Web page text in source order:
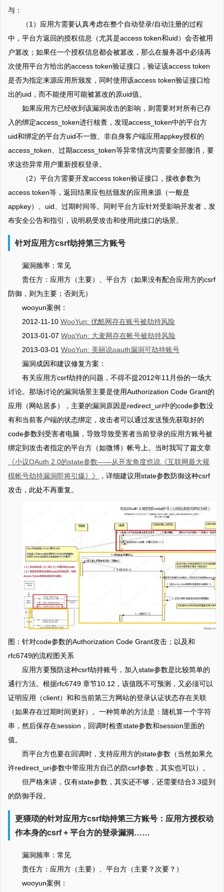
与：
（1）应用方需要认真考虑在整个自动登录/自动注册的过程
中，平台方返回的授权信息（尤其是access token和uid）会否被用
户篡改；如果任一个授权信息都会被篡改，那么在服务器中必须再
次使用平台方给出的access token验证接口，验证该access token
是否为指定来源应用所颁发，同时使用该access token验证接口给
出的uid，而不能使用可能被篡改的原uid值。
如果应用方已经收到该漏洞攻击的影响，则需要对对所有已存
入的绑定access_token进行核查，发现access_token中的平台方
uid和绑定的平台方uid不一致、非自身客户端应用appkey授权的
access_token、过期access_token等异常情况均需要全部撤消，要
求这些异常用户重新授权登录。
（2）平台方需要开发access token验证接口，接收参数为
access token等，返回结果应包括颁发的应用来源（一般是
appkey）、uid、过期时间等。同时平台方应针对受影响开发者，发
布安全公告和指引，说明易受攻击和使用此接口的场景。
针对应用方csrf劫持第三方账号
漏洞频率：常见
责任方：应用方（主要）、平台方（如果没有配合应用方的csrf
防御，则为主要；否则无）
wooyun案例：
2012-11-10 WooYun: 优酷网存在账号被劫持风险
2013-01-07 WooYun: 大麦网存在帐号被劫持风险
2013-03-01 WooYun: 美丽说oauth漏洞可劫持账号
漏洞成因和建议修复方案：
有关应用方csrf劫持的问题，不得不提2012年11月份的一场大
讨论。那场讨论的漏洞场景主要是使用Authorization Code Grant的
应用（网站居多），主要的漏洞原因是redirect_uri中的code参数没
有和当前客户端的状态绑定，攻击者可以通过发送预先获取好的
code参数到受害者电脑，导致导致受害者当前登录的应用方账号被
绑定到攻击者指定的平台方（如微博）帐号上。当时我写了篇文章
《小议OAuth 2.0的state参数——从开发角度也说《互联网最大规
模帐号劫持漏洞即将引爆》》
，详细建议用state参数防御这种csrf
攻击，此处不再重复。
图：针对code参数的Authorization Code Grant攻击；以及和
rfc6749的流程图关系
应用方要预防这种csrf劫持账号，加入state参数是比较简单的
通行方法。根据rfc6749 章节10.12，该值既不可预测，又必须可以
证明应用（client）和和当前第三方网站的登录认证状态存在关联
（如果存在过期时间更好）。一种简单的方法是：随机算一个字符
串，然后保存在session，回调时检查state参数和session里面的
值。
而平台方也要在回调时，支持应用方的state参数（当然如果允
许redirect_uri参数中带应用方自己的防csrf参数，其实也可以）。
但严格来讲，仅有state参数，其实还不够，还需要结合3.3提到
的防御手段。
更猥琐的针对应用方csrf劫持第三方账号：应用方授权动
作本身的csrf + 平台方的登录漏洞……
漏洞频率：常见
责任方：应用方（主要）、平台方（主要？次要？）
wooyun案例：